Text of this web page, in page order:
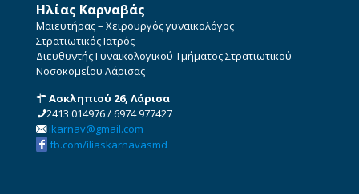
Ηλίας Καρναβάς
Μαιευτήρας – Χειρουργός γυναικολόγος
Στρατιωτικός Ιατρός
Διευθυντής Γυναικολογικού Τμήματος Στρατιωτικού
Νοσοκομείου Λάρισας
Ασκληπιού 26, Λάρισα
2413 014976/6974 977427
ikarnav@gmail.com
fb.com/iliaskarnavasmd